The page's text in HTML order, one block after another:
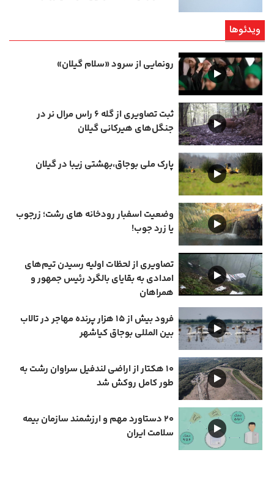
ویدئوها
رونمایی از سرود «سلام گیلان»
ثبت تصاویری از گله ۶ راس مرال نر در
جنگل‌های هیرکانی گیلان
پارک ملی بوجاق،بهشتی زیبا در گیلان
وضعیت اسفبار رودخانه های رشت؛ زرجوب
یا زرد جوب!
تصاویری از لحظات اولیه رسیدن تیم‌های
امدادی به بقایای بالگرد رئیس جمهور و
همراهان
فرود بیش از ۱۵ هزار پرنده مهاجر در تالاب
بین المللی بوجاق کیاشهر
۱۰ هکتار از اراضی لندفیل سراوان رشت به
طور کامل روکش شد
۲۰ دستاورد مهم و ارزشمند سازمان بیمه
سلامت ایران